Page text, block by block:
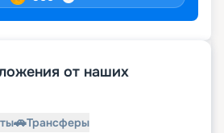
от наших
🚗Трансферы